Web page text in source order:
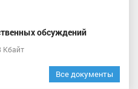
обсуждений
Кбайт
Все документы